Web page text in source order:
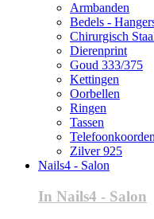
Armbanden
Bedels -
Chirurgisch
Dierenprint
Goud 333/375
Kettingen
Oorbellen
Ringen
Tassen
Telefoonkoorden
Zilver 925
Nails4 - Salon
In Nails4 - Salon